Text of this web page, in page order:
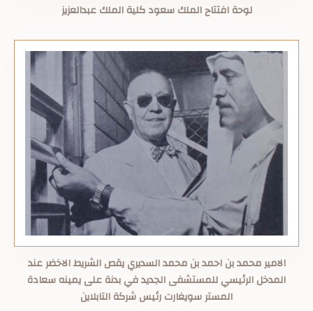
لوحة افتتاح الملك سعود كلية الملك عبدالعزيز
الامير محمد بن احمد بن محمد السديري يقص الشريط الاخضر عند
المدخل الرئيسي للمستشفى الجديد في بدنة على يمينه سعادة
المستر سويغارت رئيس شركة التابلاين